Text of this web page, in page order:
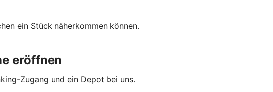
ein Stück näherkommen können.
eröffnen
Zugang und ein Depot bei uns.